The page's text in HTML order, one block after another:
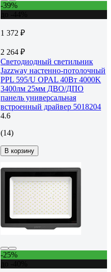
-39%
1 372 ₽
2 264 ₽
Светодиодный светильник
Jazzway настенно-потолочный
PPL 595/U OPAL 40Вт 4000K
3400лм 25мм ДВО/ДПО
панель универсальная
встроенный драйвер 5018204
4.6
(14)
В корзину
-25%